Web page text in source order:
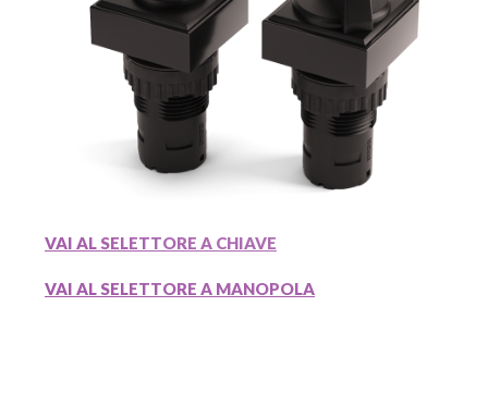
VAI AL SELETTORE A CHIAVE
VAI AL SELETTORE A MANOPOLA